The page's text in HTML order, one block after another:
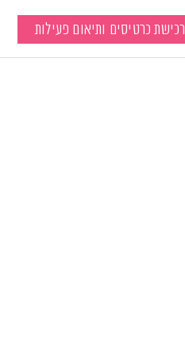
רכישת כרטיסים ותיאום פעילות